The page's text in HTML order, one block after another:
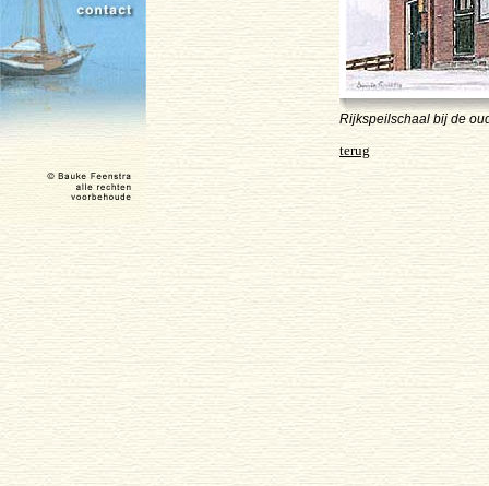
Rijkspeilschaal bij de
terug